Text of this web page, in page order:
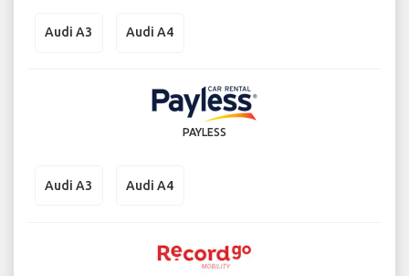
Audi A3 Audi A4
PAYLESS
Audi A3 Audi A4